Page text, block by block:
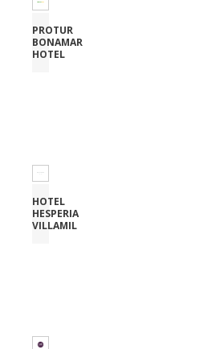
PROTUR
BONAMAR
HOTEL
HOTEL
HESPERIA
VILLAMIL